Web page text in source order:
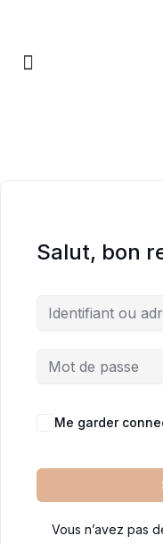
Salut, bon
Me garder
Vous n’avez pas